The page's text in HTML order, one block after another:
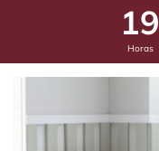
19
Horas